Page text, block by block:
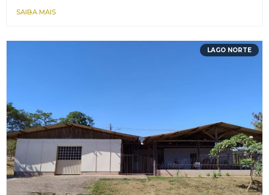
SAIBA MAIS
LAGO NORTE